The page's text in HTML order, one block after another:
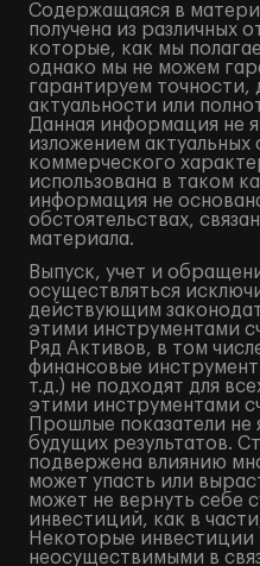
Содержащаяся в
получена из различных
которые, как мы
однако мы не можем
гарантируем точности,
актуальности или
Данная информация не
изложением
коммерческого
использована в таком
информация не
обстоятельствах,
материала.
Выпуск, учет и
осуществляться
действующим
этими инструментами
Ряд Активов, в том
финансовые
т.д.) не подходят для
этими инструментами
Прошлые показатели не
будущих результатов.
подвержена влиянию
может упасть или
может не вернуть себе
инвестиций, как в
Некоторые инвестиции
неосуществимыми в